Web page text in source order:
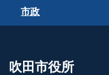
市政
吹田市役所